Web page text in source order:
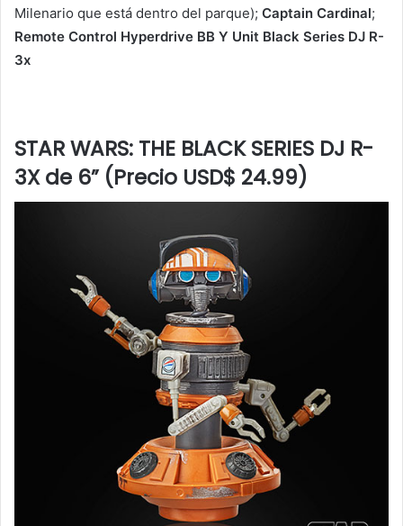
Milenario que está dentro del parque); Captain Cardinal;
Remote Control Hyperdrive BB Y Unit Black Series DJ R-
3x
STAR WARS: THE BLACK SERIES DJ R-
3X de 6” (Precio USD$ 24.99)